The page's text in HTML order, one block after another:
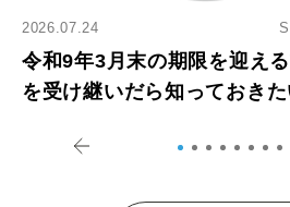
2026.07.24
令和9年3月末の期限を迎え
を受け継いだら知っておき